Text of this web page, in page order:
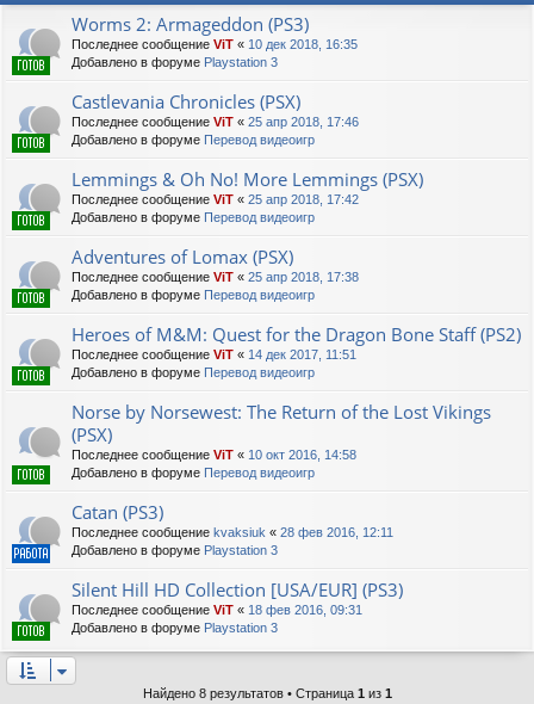
Worms 2: Armageddon (PS3)
Последнее сообщение ViT « 10 дек 2018, 16:35
Добавлено в форуме Playstation 3
Castlevania Chronicles (PSX)
Последнее сообщение ViT « 25 апр 2018, 17:46
Добавлено в форуме Перевод видеоигр
Lemmings & Oh No! More Lemmings (PSX)
Последнее сообщение ViT « 25 апр 2018, 17:42
Добавлено в форуме Перевод видеоигр
Adventures of Lomax (PSX)
Последнее сообщение ViT « 25 апр 2018, 17:38
Добавлено в форуме Перевод видеоигр
Heroes of M&M: Quest for the Dragon Bone Staff (PS2)
Последнее сообщение ViT « 14 дек 2017, 11:51
Добавлено в форуме Перевод видеоигр
Norse by Norsewest: The Return of the Lost Vikings
(PSX)
Последнее сообщение ViT « 10 окт 2016, 14:58
Добавлено в форуме Перевод видеоигр
Catan (PS3)
Последнее сообщение kvaksiuk « 28 фев 2016, 12:11
Добавлено в форуме Playstation 3
Silent Hill HD Collection [USA/EUR] (PS3)
Последнее сообщение ViT « 18 фев 2016, 09:31
Добавлено в форуме Playstation 3
Найдено 8 результатов • Страница 1 из 1